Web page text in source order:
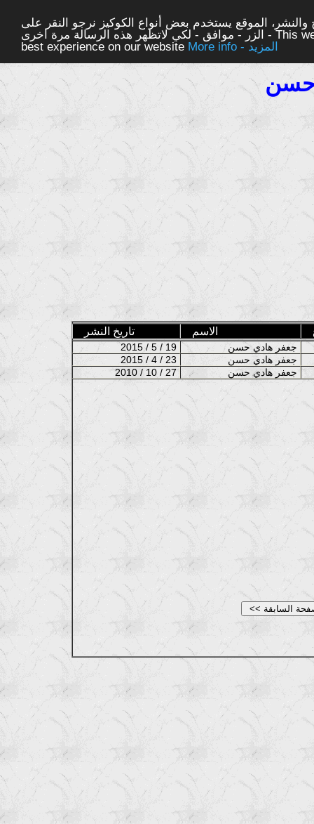
الموقع يستخدم بعض أنواع الكوكيز نرجو النقر على
الزر - موافق - لكي لاتظهر هذه الرسالة مرة اخرى - This website uses cookies to ensure you get the
best experience on our website
More info - المزيد
حسن
تاريخ النشر الاسم
2015 / 5 / 19
2015 / 4 / 23
2010 / 10 / 27